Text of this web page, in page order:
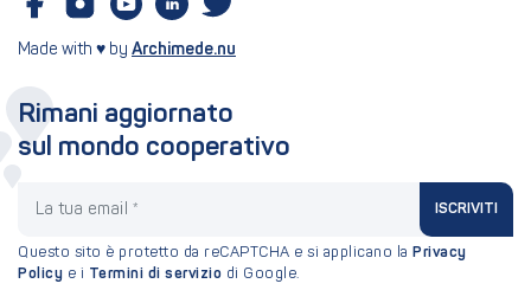
Made with ♥ by Archimede.nu
Rimani aggiornato
sul mondo cooperativo
ISCRIVITI
Questo sito è protetto da reCAPTCHA e si applicano la Privacy
Policy e i Termini di servizio di Google.